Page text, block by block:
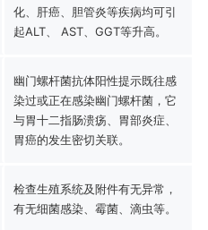
化、肝癌、胆管炎等疾病均可引
起ALT、 AST、GGT等升高。
幽门螺杆菌抗体阳性提示既往感
染过或正在感染幽门螺杆菌，它
与胃十二指肠溃疡、胃部炎症、
胃癌的发生密切关联。
检查生殖系统及附件有无异常，
有无细菌感染、霉菌、滴虫等。